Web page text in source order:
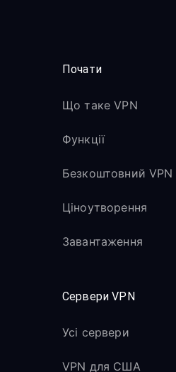
Почати
Що таке VPN
Функції
Безкоштовний VPN
Ціноутворення
Завантаження
Сервери VPN
Усі сервери
VPN для США